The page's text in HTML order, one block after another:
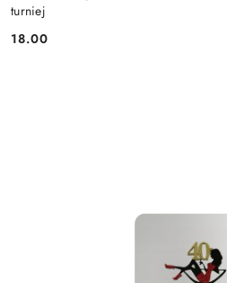
turniej
Cena:
18.00